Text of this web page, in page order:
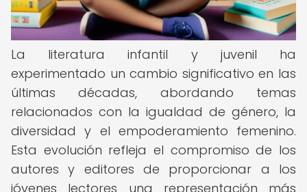
La literatura infantil y juvenil ha
experimentado un cambio significativo en las
últimas décadas, abordando temas
relacionados con la igualdad de género, la
diversidad y el empoderamiento femenino.
Esta evolución refleja el compromiso de los
autores y editores de proporcionar a los
jóvenes lectores una representación más